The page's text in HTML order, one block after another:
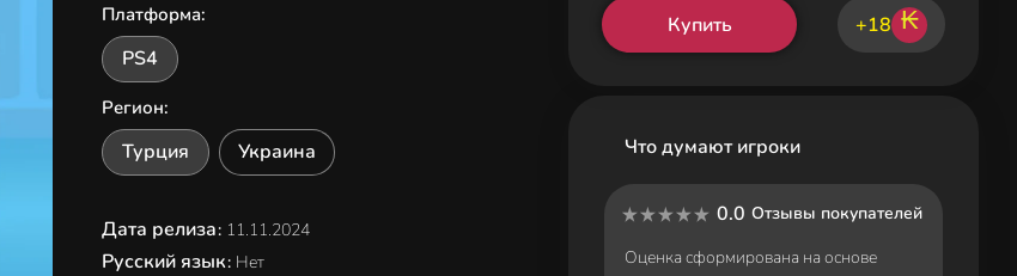
Платформа:
PS4
Регион:
Турция Украина
Дата релиза: 11.11.2024
Русский язык: Нет
Купить +18 ₭
Что думают игроки
0.0 Отзывы покупателей
Оценка сформирована на основе